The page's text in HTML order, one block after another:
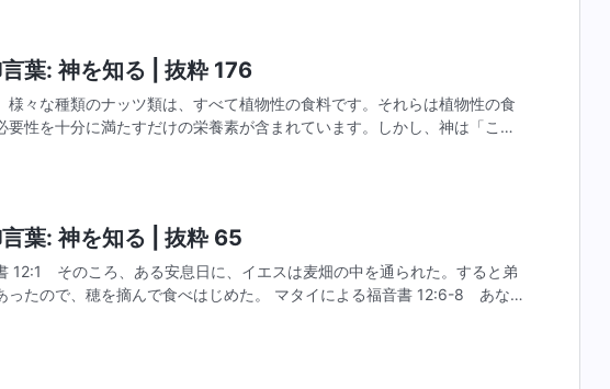
葉: 神を知る | 抜粋 176
様々な種類のナッツ類は、すべて植物性の食料です。それらは植物性の食
要性を十分に満たすだけの栄養素が含まれています。しかし、神は「これ
葉: 神を知る | 抜粋 65
12:1 そのころ、ある安息日に、イエスは麦畑の中を通られた。すると弟
ったので、穂を摘んで食べはじめた。 マタイによる福音書 12:6-8 あなた